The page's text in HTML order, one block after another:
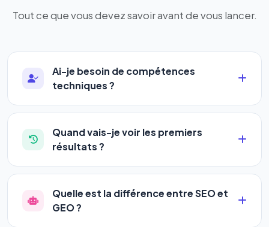
Tout ce que vous devez savoir avant de vous lancer.
Ai-je besoin de compétences
techniques ?
Absolument pas. Notre logiciel a été conçu pour
être accessible àtous les profils: artisans,
commerçants, auto-entrepreneurs, PME ou
complexe — vous renseignez l'adresse de votre
site, décrivez votre activité, et le logiciel gère tout
en automatique 24h/24.
Quand vais-je voir les premiers
résultats ?
La plupart de nos utilisateurs observent une
amélioration de leur positionnement en4 à 6
semaines. Le référencement est un marathon, pas
Quelle est la différence entre SEO et
GEO ?